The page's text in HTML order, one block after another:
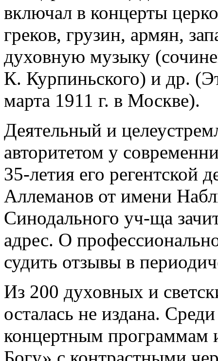
включал в концерты
греков, грузин, армян,
духовную музыку
К. Курпиньского) и др.
марта 1911 г. в Москве).
Деятельный и
авторитетом у
35-летия его регентской
Аллеманов от имени
Синодального уч-ща
адрес. О
судить отзывы в
Из 200 духовных и
осталась не издана.
концертным программам